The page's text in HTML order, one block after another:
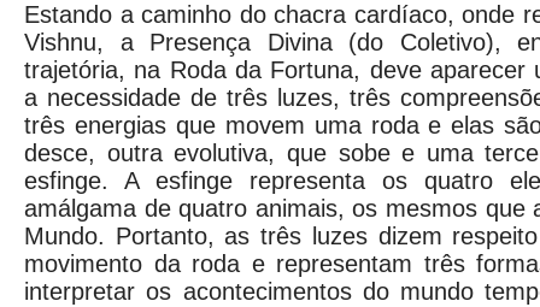
Estando a caminho do chacra cardíaco, onde
Vishnu, a Presença Divina (do Coletivo),
trajetória, na Roda da Fortuna, deve aparecer
a necessidade de três luzes, três
três energias que movem uma roda e elas
desce, outra evolutiva, que sobe e uma
esfinge. A esfinge representa os quatro
amálgama de quatro animais, os mesmos que
Mundo. Portanto, as três luzes dizem
movimento da roda e representam três
interpretar os acontecimentos do mundo